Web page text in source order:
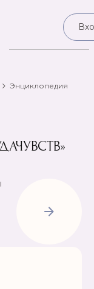
Энциклопедия
Рассорки